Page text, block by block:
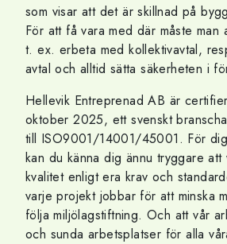
som visar att det är skillnad på
För att få vara med där måste man
t. ex. erbeta med kollektivavtal,
avtal och alltid sätta säkerheten i
Hellevik Entreprenad AB är
oktober 2025, ett svenskt
till ISO9001/14001/45001. För
kan du känna dig ännu tryggare
kvalitet enligt era krav och
varje projekt jobbar för att minska
följa miljölagstiftning. Och att vår
och sunda arbetsplatser för alla